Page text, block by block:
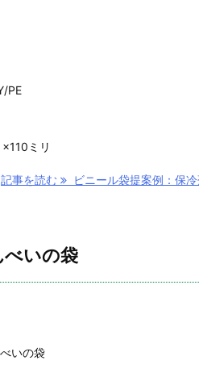
PE
ミリ
記事を読む ビニール袋提案例：保
べいの袋
いの袋